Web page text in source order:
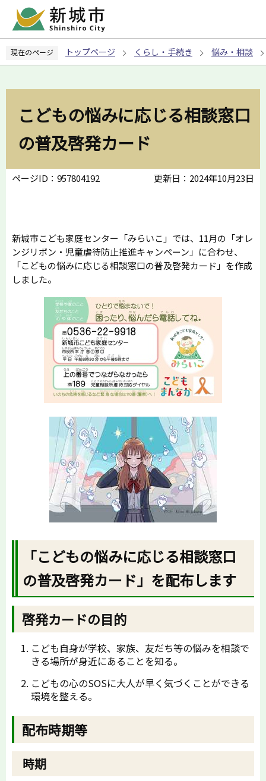
ペ
の
現在のページ トップページ くらし・手続き 悩み・相談
こどもの悩みに応じる相談窓口
の普及啓発カード
ページID：957804192 更新日：2024年10月23日
新城市こども家庭センター「みらいこ」では、11月の「オレ
ンジリボン・児童虐待防止推進キャンペーン」に合わせ、
「こどもの悩みに応じる相談窓口の普及啓発カード」を作成
しました。
「こどもの悩みに応じる相談窓口
の普及啓発カード」を配布します
啓発カードの目的
こども自身が学校、家族、友だち等の悩みを相談で
きる場所が身近にあることを知る。
こどもの心のSOSに大人が早く気づくことができる
環境を整える。
配布時期等
時期